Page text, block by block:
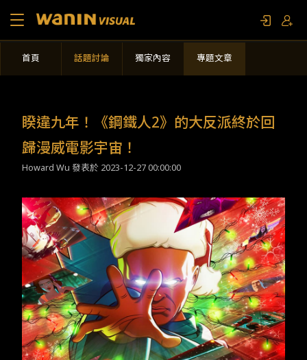
關於我們
影視專題
限定活動
TW EN JP KR
首頁 話題討論 獨家內容 專題文章
睽違九年！《鋼鐵人2》的大反派終於回
歸漫威電影宇宙！
Howard Wu 發表於 2023-12-27 00:00:00